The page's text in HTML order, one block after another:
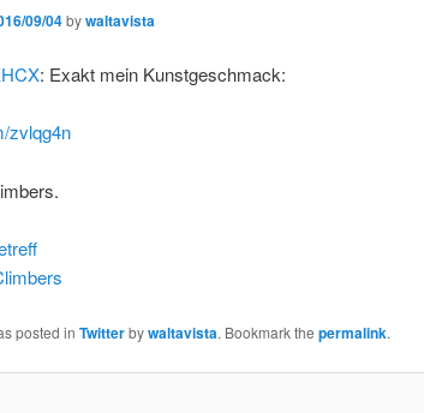
09/04bywaltavista
: Exakt mein Kunstgeschmack:
zvlqg4n
posted in Twitterbywaltavista. Bookmark the permalink.